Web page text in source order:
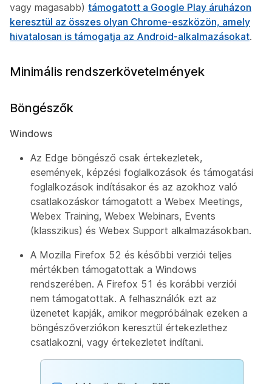
vagy magasabb) támogatott a Google Play áruházon
keresztül az összes olyan Chrome-eszközön, amely
hivatalosan is támogatja az Android-alkalmazásokat.
Minimális rendszerkövetelmények
Böngészők
Windows
Az Edge böngésző csak értekezletek,
események, képzési foglalkozások és támogatási
foglalkozások indításakor és az azokhoz való
csatlakozáskor támogatott a Webex Meetings,
Webex Training, Webex Webinars, Events
(klasszikus) és Webex Support alkalmazásokban.
A Mozilla Firefox 52 és későbbi verziói teljes
mértékben támogatottak a Windows
rendszerében. A Firefox 51 és korábbi verziói
nem támogatottak. A felhasználók ezt az
üzenetet kapják, amikor megpróbálnak ezeken a
böngészőverziókon keresztül értekezlethez
csatlakozni, vagy értekezletet indítani.